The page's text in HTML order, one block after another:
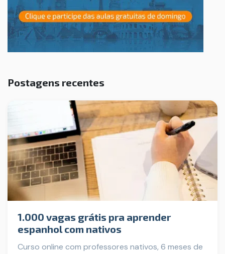
Postagens recentes
1.000 vagas grátis pra aprender
espanhol com nativos
Curso online com professores nativos, 6 meses de